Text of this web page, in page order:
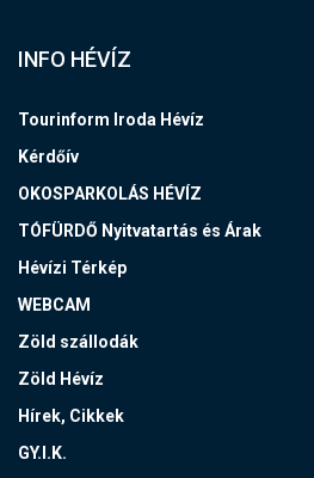
INFO HÉVÍZ
Tourinform Iroda Hévíz
Kérdőív
OKOSPARKOLÁS HÉVÍZ
TÓFÜRDŐ Nyitvatartás és Árak
Hévízi Térkép
WEBCAM
Zöld szállodák
Zöld Hévíz
Hírek, Cikkek
GY.I.K.